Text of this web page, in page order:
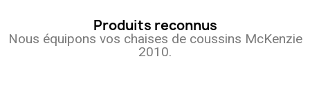
Produits reconnus
Nous équipons vos chaises de coussins McKenzie
2010.